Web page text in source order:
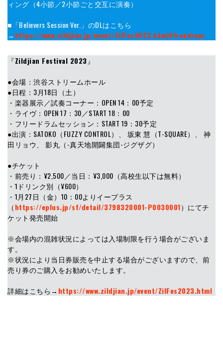
ィング（4小節／2小節ごと交互に演奏）
■「Believers Session Ver.」のDLはこちら
→ https://www.zildjian.jp/event/ZilFes2023.html#freedrum
『Zildjian Festival 2023』
●会場：渋谷ストリームホール
●日程：3月18日（土）
・楽器展示／試奏コーナー：OPEN 14：00予定
・ライヴ：OPEN 17：30／START 18：00
・フリードラムセッション：START 19：30予定
●出演：SATOKO（FUZZY CONTROL）、 坂東 慧（T-SQUARE）、 神
田リョウ、 影丸（-真天地開闢集団-ジグザグ）
●チケット
・前売り：¥2,500／当日：¥3,000（高校生以下は無料）
・1ドリンク別（¥600）
・1月27日（金）10：00よりイープラス
（https://eplus.jp/sf/detail/3798320001-P0030001）にてチ
ケット発売開始
※会場内の混雑状況によっては入場制限を行う場合がございま
す。
※状況により当日券販売を中止する場合がございますので、前
売り券のご購入をお勧めいたします。
詳細はこちら→ https://www.zildjian.jp/event/ZilFes2023.html